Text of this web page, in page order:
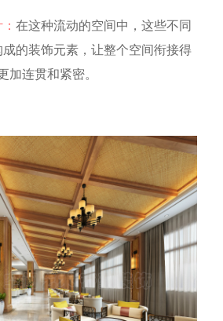
在这种流动的空间中，这些不同
的装饰元素，让整个空间衔接得
加连贯和紧密。